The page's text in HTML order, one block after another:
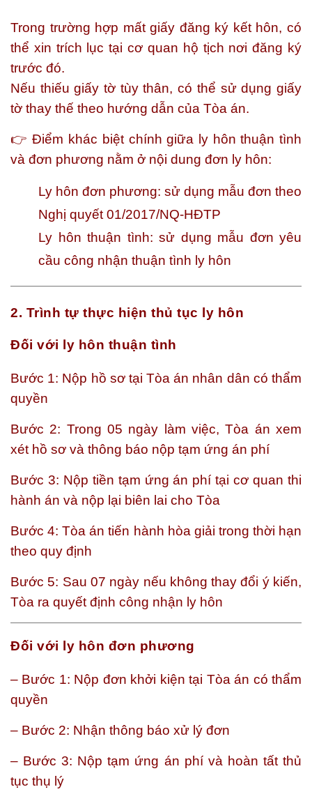
Trong trường hợp mất giấy đăng ký kết hôn, có
thể xin trích lục tại cơ quan hộ tịch nơi đăng ký
trước đó.
Nếu thiếu giấy tờ tùy thân, có thể sử dụng giấy
tờ thay thế theo hướng dẫn của Tòa án.
👉 Điểm khác biệt chính giữa ly hôn thuận tình
và đơn phương nằm ở nội dung đơn ly hôn:
Ly hôn đơn phương: sử dụng mẫu đơn theo
Nghị quyết 01/2017/NQ-HĐTP
Ly hôn thuận tình: sử dụng mẫu đơn yêu
cầu công nhận thuận tình ly hôn
2. Trình tự thực hiện thủ tục ly hôn
Đối với ly hôn thuận tình
Bước 1: Nộp hồ sơ tại Tòa án nhân dân có thẩm
quyền
Bước 2: Trong 05 ngày làm việc, Tòa án xem
xét hồ sơ và thông báo nộp tạm ứng án phí
Bước 3: Nộp tiền tạm ứng án phí tại cơ quan thi
hành án và nộp lại biên lai cho Tòa
Bước 4: Tòa án tiến hành hòa giải trong thời hạn
theo quy định
Bước 5: Sau 07 ngày nếu không thay đổi ý kiến,
Tòa ra quyết định công nhận ly hôn
Đối với ly hôn đơn phương
– Bước 1: Nộp đơn khởi kiện tại Tòa án có thẩm
quyền
– Bước 2: Nhận thông báo xử lý đơn
– Bước 3: Nộp tạm ứng án phí và hoàn tất thủ
tục thụ lý